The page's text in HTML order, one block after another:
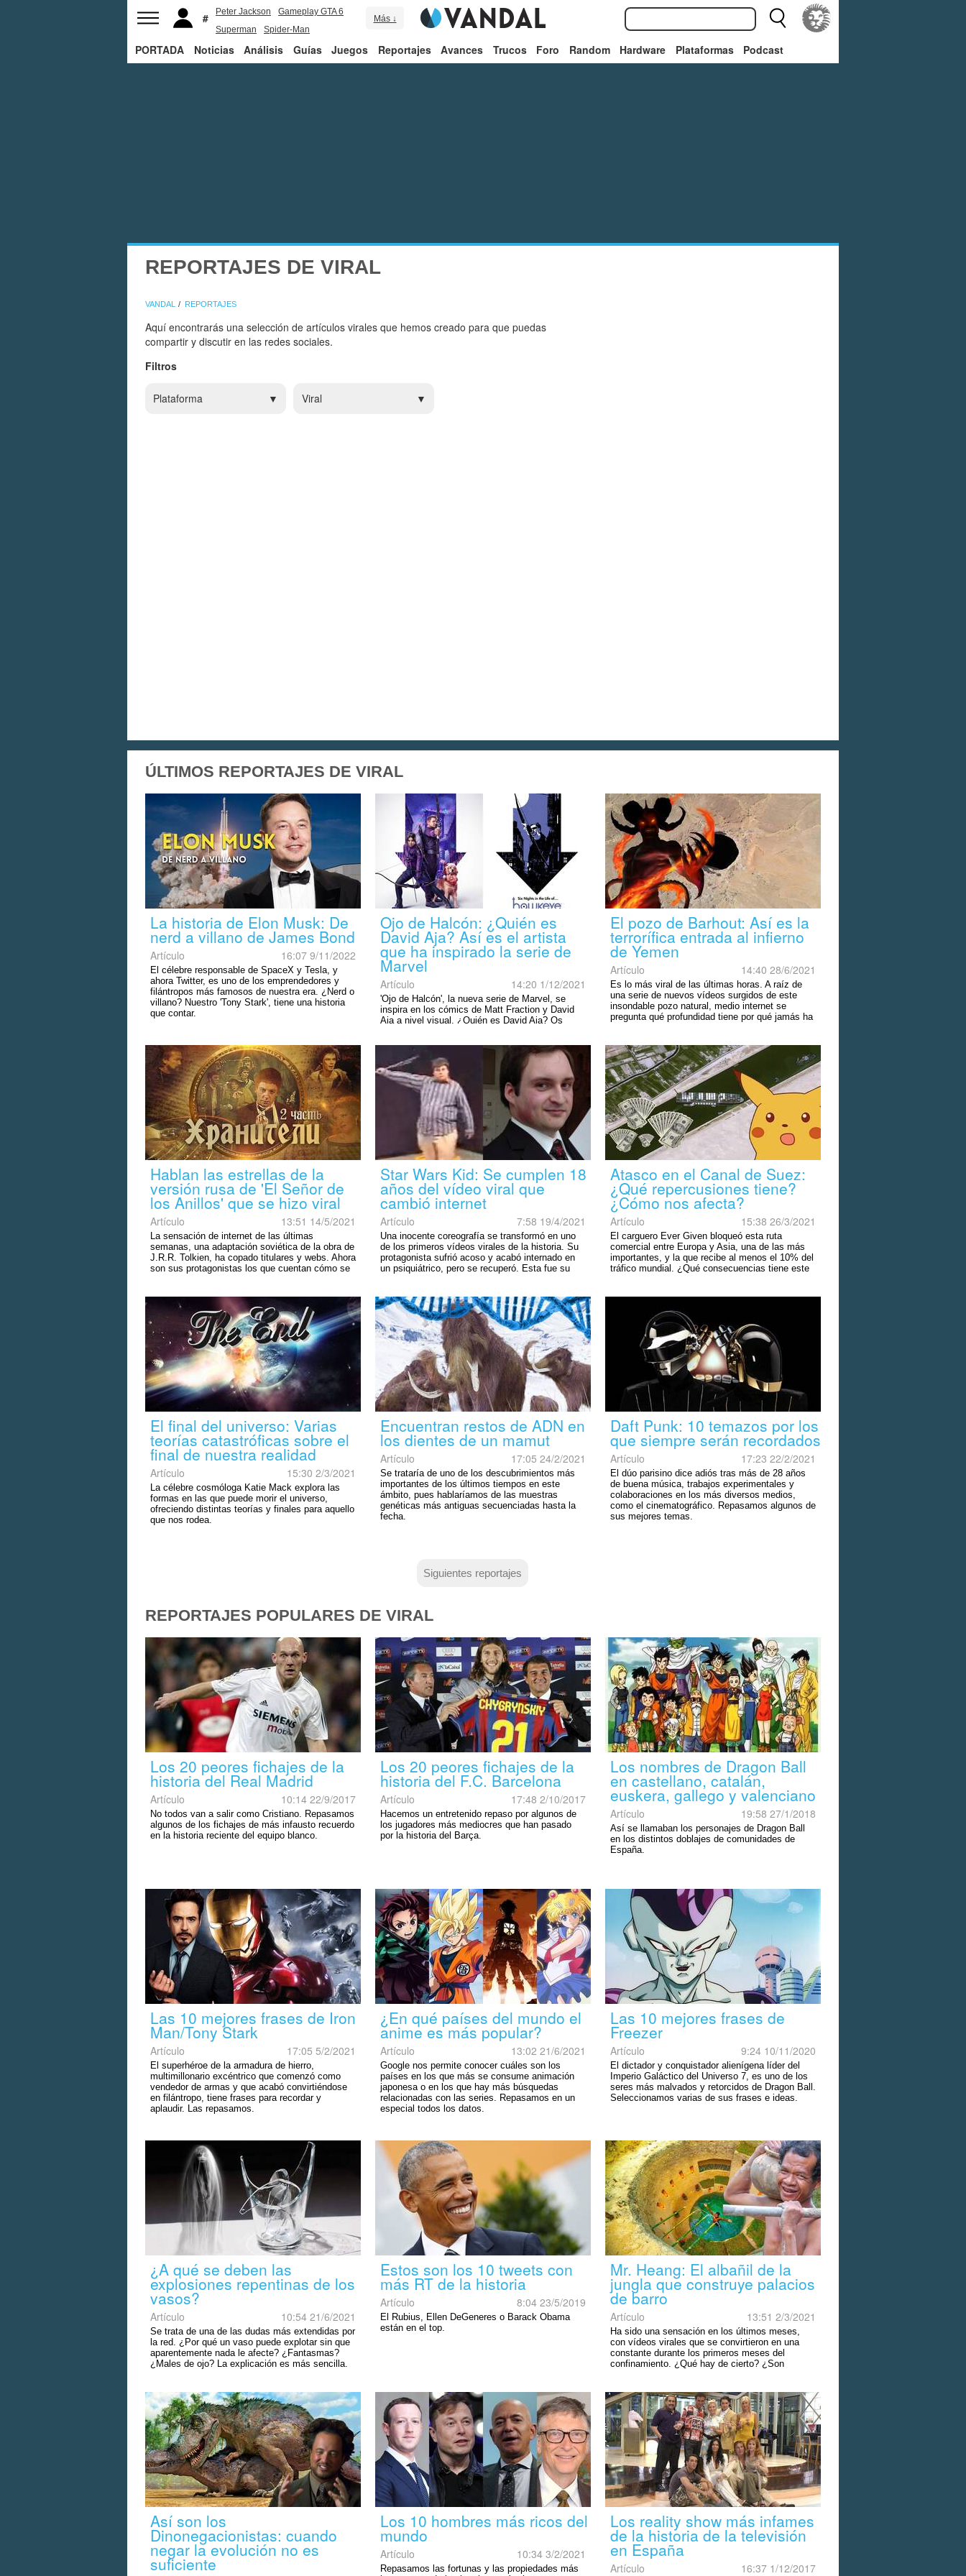
Peter Jackson
Gameplay GTA 6
Superman
Spider-Man
Más ↓
PORTADA Noticias Análisis Guías Juegos Reportajes Avances Trucos Foro Random Hardware Plataformas Podcast
REPORTAJES DE VIRAL
VANDAL REPORTAJES
Aquí encontrarás una selección de artículos virales que hemos creado para que puedas
compartir y discutir en las redes sociales.
Filtros
Plataforma Viral
ÚLTIMOS REPORTAJES DE VIRAL
La historia de Elon Musk: De
nerd a villano de James Bond
Artículo 16:07 9/11/2022
El célebre responsable de SpaceX y Tesla, y
ahora Twitter, es uno de los emprendedores y
filántropos más famosos de nuestra era. ¿Nerd o
villano? Nuestro 'Tony Stark', tiene una historia
que contar.
Ojo de Halcón: ¿Quién es
David Aja? Así es el artista
que ha inspirado la serie de
Marvel
Artículo 14:20 1/12/2021
'Ojo de Halcón', la nueva serie de Marvel, se
inspira en los cómics de Matt Fraction y David
Aja a nivel visual. ¿Quién es David Aja? Os
El pozo de Barhout: Así es la
terrorífica entrada al infierno
de Yemen
Artículo 14:40 28/6/2021
Es lo más viral de las últimas horas. A raíz de
una serie de nuevos vídeos surgidos de este
insondable pozo natural, medio internet se
pregunta qué profundidad tiene por qué jamás ha
Hablan las estrellas de la
versión rusa de 'El Señor de
los Anillos' que se hizo viral
Artículo 13:51 14/5/2021
La sensación de internet de las últimas
semanas, una adaptación soviética de la obra de
J.R.R. Tolkien, ha copado titulares y webs. Ahora
son sus protagonistas los que cuentan cómo se
Star Wars Kid: Se cumplen 18
años del vídeo viral que
cambió internet
Artículo 7:58 19/4/2021
Una inocente coreografía se transformó en uno
de los primeros vídeos virales de la historia. Su
protagonista sufrió acoso y acabó internado en
un psiquiátrico, pero se recuperó. Esta fue su
Atasco en el Canal de Suez:
¿Qué repercusiones tiene?
¿Cómo nos afecta?
Artículo 15:38 26/3/2021
El carguero Ever Given bloqueó esta ruta
comercial entre Europa y Asia, una de las más
importantes, y la que recibe al menos el 10% del
tráfico mundial. ¿Qué consecuencias tiene este
El final del universo: Varias
teorías catastróficas sobre el
final de nuestra realidad
Artículo 15:30 2/3/2021
La célebre cosmóloga Katie Mack explora las
formas en las que puede morir el universo,
ofreciendo distintas teorías y finales para aquello
que nos rodea.
Encuentran restos de ADN en
los dientes de un mamut
Artículo 17:05 24/2/2021
Se trataría de uno de los descubrimientos más
importantes de los últimos tiempos en este
ámbito, pues hablaríamos de las muestras
genéticas más antiguas secuenciadas hasta la
fecha.
Daft Punk: 10 temazos por los
que siempre serán recordados
Artículo 17:23 22/2/2021
El dúo parisino dice adiós tras más de 28 años
de buena música, trabajos experimentales y
colaboraciones en los más diversos medios,
como el cinematográfico. Repasamos algunos de
sus mejores temas.
Siguientes reportajes
REPORTAJES POPULARES DE VIRAL
Los 20 peores fichajes de la
historia del Real Madrid
Artículo 10:14 22/9/2017
No todos van a salir como Cristiano. Repasamos
algunos de los fichajes de más infausto recuerdo
en la historia reciente del equipo blanco.
Los 20 peores fichajes de la
historia del F.C. Barcelona
Artículo 17:48 2/10/2017
Hacemos un entretenido repaso por algunos de
los jugadores más mediocres que han pasado
por la historia del Barça.
Los nombres de Dragon Ball
en castellano, catalán,
euskera, gallego y valenciano
Artículo 19:58 27/1/2018
Así se llamaban los personajes de Dragon Ball
en los distintos doblajes de comunidades de
España.
Las 10 mejores frases de Iron
Man/Tony Stark
Artículo 17:05 5/2/2021
El superhéroe de la armadura de hierro,
multimillonario excéntrico que comenzó como
vendedor de armas y que acabó convirtiéndose
en filántropo, tiene frases para recordar y
aplaudir. Las repasamos.
¿En qué países del mundo el
anime es más popular?
Artículo 13:02 21/6/2021
Google nos permite conocer cuáles son los
países en los que más se consume animación
japonesa o en los que hay más búsquedas
relacionadas con las series. Repasamos en un
especial todos los datos.
Las 10 mejores frases de
Freezer
Artículo 9:24 10/11/2020
El dictador y conquistador alienígena líder del
Imperio Galáctico del Universo 7, es uno de los
seres más malvados y retorcidos de Dragon Ball.
Seleccionamos varias de sus frases e ideas.
¿A qué se deben las
explosiones repentinas de los
vasos?
Artículo 10:54 21/6/2021
Se trata de una de las dudas más extendidas por
la red. ¿Por qué un vaso puede explotar sin que
aparentemente nada le afecte? ¿Fantasmas?
¿Males de ojo? La explicación es más sencilla.
Estos son los 10 tweets con
más RT de la historia
Artículo 8:04 23/5/2019
El Rubius, Ellen DeGeneres o Barack Obama
están en el top.
Mr. Heang: El albañil de la
jungla que construye palacios
de barro
Artículo 13:51 2/3/2021
Ha sido una sensación en los últimos meses,
con vídeos virales que se convirtieron en una
constante durante los primeros meses del
confinamiento. ¿Qué hay de cierto? ¿Son
Así son los
Dinonegacionistas: cuando
negar la evolución no es
suficiente
Los 10 hombres más ricos del
mundo
Artículo 10:34 3/2/2021
Repasamos las fortunas y las propiedades más
Los reality show más infames
de la historia de la televisión
en España
Artículo 16:37 1/12/2017